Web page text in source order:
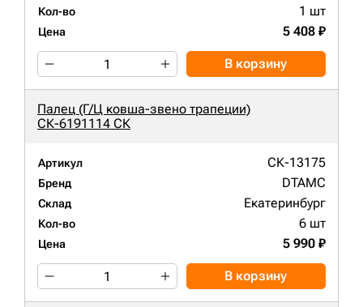
Кол-во 1 шт
Цена 5 408 ₽
В корзину
Палец (Г/Ц ковша-звено трапеции)
СК-6191114 СК
Артикул СК-13175
Бренд DTAMC
Склад Екатеринбург
Кол-во 6 шт
Цена 5 990 ₽
В корзину